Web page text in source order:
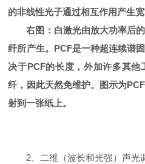
的非线性光子通过相互作用产生宽
右图：白激光由放大功率后
纤所产生。PCF是一种超连续谱
决于PCF的长度，外加许多其
纤，因此天然免维护。图示为
射到一张纸上。
2、二维（波长和光强）声光